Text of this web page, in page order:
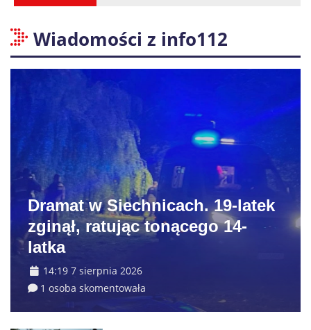
Wiadomości z info112
Dramat w Siechnicach. 19-latek
zginął, ratując tonącego 14-
latka
14:19 7 sierpnia 2026
1 osoba skomentowała